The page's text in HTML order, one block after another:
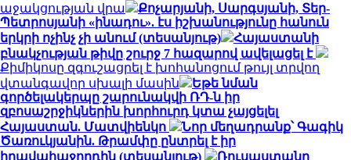
աջակցության վրա
Քոչարյանի, Սարգսյանի, Տեր-
Պետրոսյանի «ինադու». էս իշխանությունը հանուն
երկրի ոչինչ չի անում (տեսանյութ)
Հայաստանի
բնակչության թիվը շուրջ 7 հազարով ավելացել է
Քիմիկոսը զգուշացրել է խոհանոցում թույլ տրվող
վտանգավոր սխալի մասին
Եթե նման
գործելակերպը շարունակվի ՌԴ-ն իր
զբոսաշրջիկներին խորհուրդ կտա չայցելել
Հայաստան. Մատվիենկո
Նոր մեղադրանք՝ Գագիկ
Ծառուկյանին. Թրամփը ընտրել է իր
իրավահաջորդին (տեսանյութ)
Ռուսաստանը